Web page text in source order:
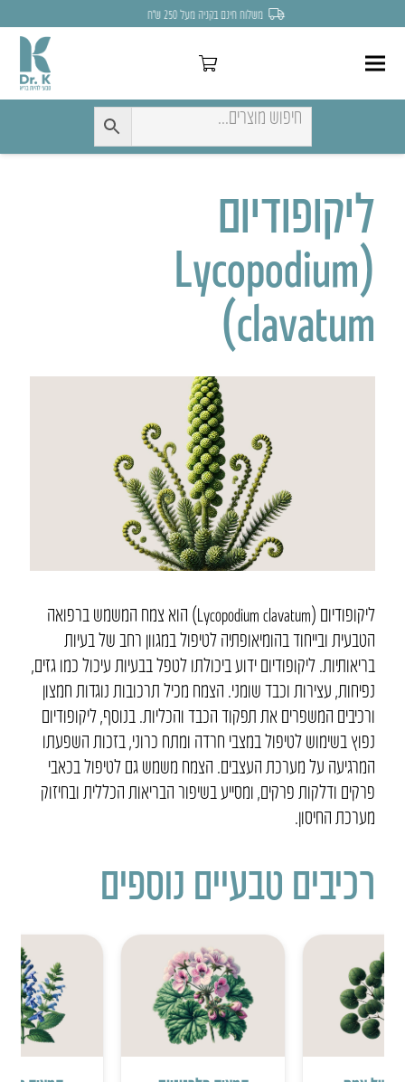
משלוח חינם בקניה מעל 250 ש״ח
ליקופודיום
(Lycopodium
clavatum)
ליקופודיום (Lycopodium clavatum) הוא צמח המשמש ברפואה
הטבעית ובייחוד בהומיאופתיה לטיפול במגוון רחב של בעיות
בריאותיות. ליקופודיום ידוע ביכולתו לטפל בבעיות עיכול כמו גזים,
נפיחות, עצירות וכבד שומני. הצמח מכיל תרכובות נוגדות חמצון
ורכיבים המשפרים את תפקוד הכבד והכליות. בנוסף, ליקופודיום
נפוץ בשימוש לטיפול במצבי חרדה ומתח כרוני, בזכות השפעתו
המרגיעה על מערכת העצבים. הצמח משמש גם לטיפול בכאבי
פרקים ודלקות פרקים, ומסייע בשיפור הבריאות הכללית ובחיזוק
מערכת החיסון.
רכיבים טבעיים נוספים